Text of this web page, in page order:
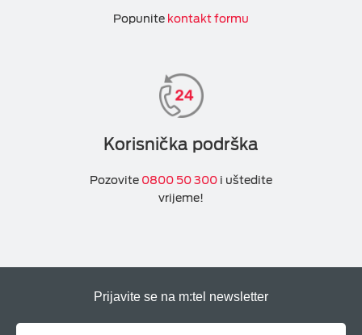
Popunite kontakt formu
Korisnička podrška
Pozovite 0800 50 300 i uštedite
vrijeme!
Prijavite se na m:tel newsletter